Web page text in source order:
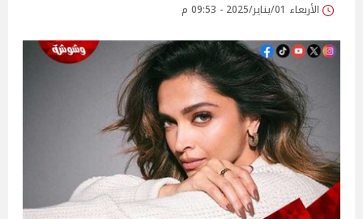
الأربعاء 01/يناير/2025 - 09:53 م